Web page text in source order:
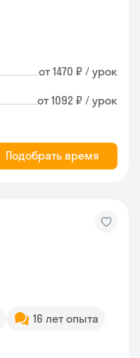
от 1470 ₽ / урок
от 1092 ₽ / урок
Подобрать время
16 лет опыта